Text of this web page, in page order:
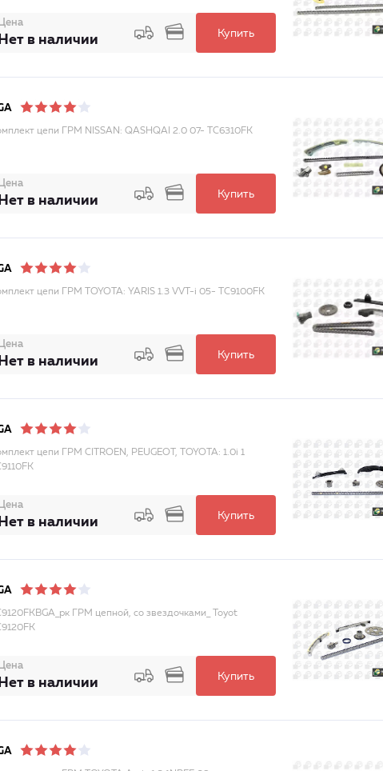
Цена
Нет в наличии Купить
цепи ГРМ NISSAN: QASHQAI 2.0 07- TC6310FK
Цена
Нет в наличии Купить
цепи ГРМ TOYOTA: YARIS 1.3 VVT-i 05- TC9100FK
Цена
Нет в наличии Купить
цепи ГРМ CITROEN, PEUGEOT, TOYOTA: 1.0i 1
Цена
Нет в наличии Купить
ГРМ цепной, cо звездочками_ Toyot
Цена
Нет в наличии Купить